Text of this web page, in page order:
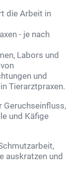
die Arbeit in
- je nach
Labors und
und
Tierarztpraxen.
Geruchseinfluss,
und Käfige
auskratzen und